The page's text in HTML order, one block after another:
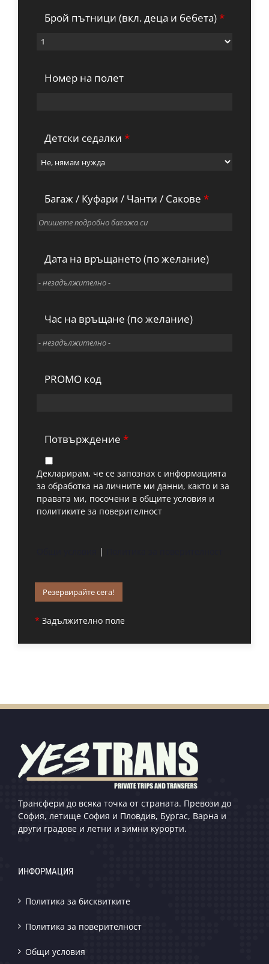
Брой пътници (вкл. деца и бебета)*
Номер на полет
Детски седалки *
Багаж / Куфари / Чанти / Сакове *
Дата на връщането (по желание)
Час на връщане (по желание)
PROMO код
Потвърждение *
Декларирам, че се запознах с информацията
за обработка на личните ми данни, както и за
правата ми, посочени в общите условия и
политиките за поверителност
|
* Задължително поле
Трансфери до всяка точка от страната. Превози до
София, летище София и Пловдив, Бургас, Варна и
други градове и летни и зимни курорти.
ИНФОРМАЦИЯ
Политика за бисквитките
Политика за поверителност
Общи условия